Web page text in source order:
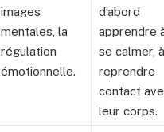
images
mentales, la
régulation
émotionnelle.
d’abord
apprendre
se calmer, à
reprendre
contact
leur corps.